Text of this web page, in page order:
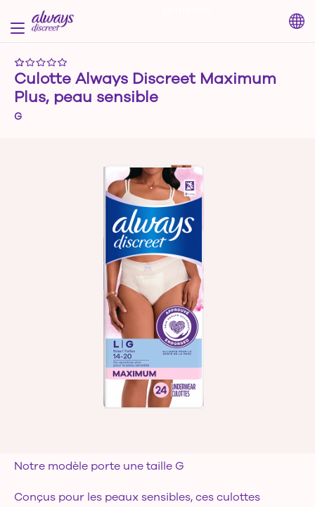
Culotte Always Discreet Maximum
Plus, peau sensible
G
Notre modèle porte une taille G
Conçus pour les peaux sensibles, ces culottes